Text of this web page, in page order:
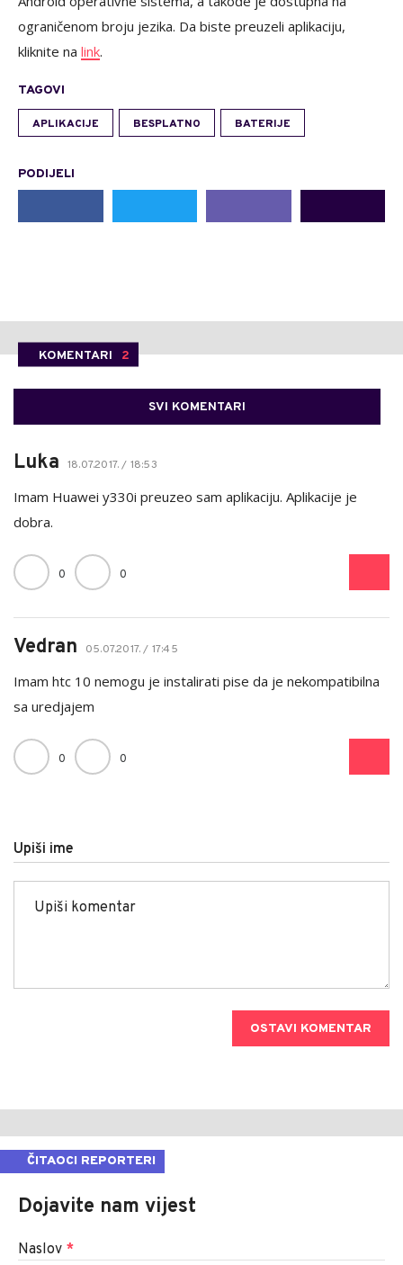
ograničenom broju jezika. Da biste preuzeli aplikaciju,
kliknite na link.
TAGOVI
APLIKACIJE BESPLATNO BATERIJE
PODIJELI
KOMENTARI 2
SVI KOMENTARI
Luka 18.07.2017. / 18:53
Imam Huawei y330i preuzeo sam aplikaciju. Aplikacije je
dobra.
0 0
Vedran 05.07.2017. / 17:45
Imam htc 10 nemogu je instalirati pise da je nekompatibilna
sa uredjajem
0 0
Upiši ime
OSTAVI KOMENTAR
ČITAOCI REPORTERI
Dojavite nam vijest
Naslov *